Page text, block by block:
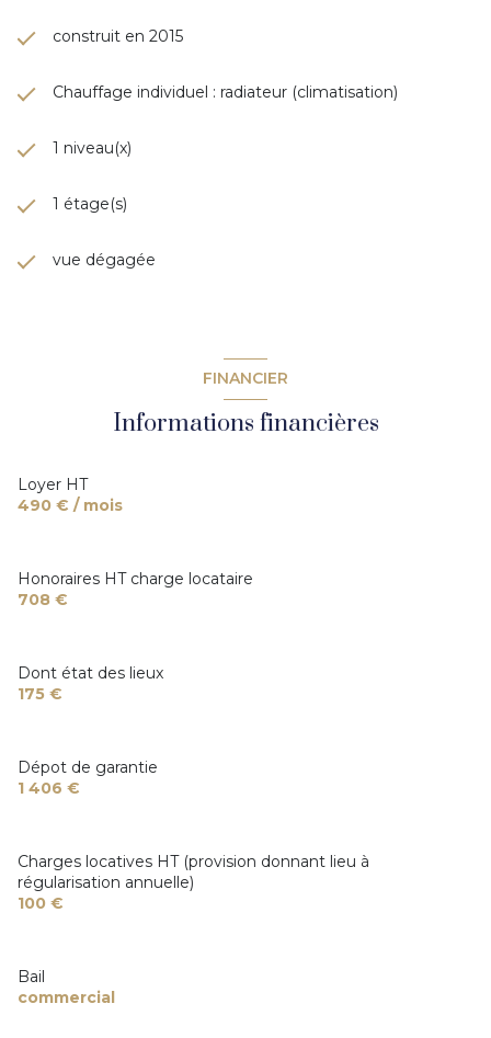
construit en 2015
Chauffage individuel : radiateur (climatisation)
1 niveau(x)
1 étage(s)
vue dégagée
FINANCIER
Informations financières
Loyer HT
490 € / mois
Honoraires HT charge locataire
708 €
Dont état des lieux
175 €
Dépot de garantie
1 406 €
Charges locatives HT (provision donnant lieu à
régularisation annuelle)
100 €
Bail
commercial